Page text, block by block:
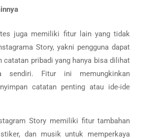
juga memiliki fitur lain yang tidak
Story, yakni pengguna dapat
catatan pribadi yang hanya bisa dilihat
sendiri. Fitur ini memungkinkan
catatan penting atau ide-ide
Story memiliki fitur tambahan
dan musik untuk memperkaya